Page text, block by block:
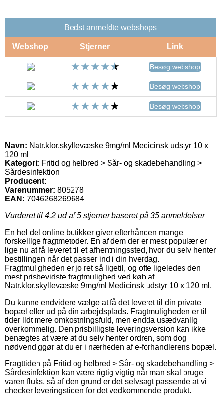
Bedst anmeldte webshops
Webshop Stjerner Link
Besøg webshop
Besøg webshop
Besøg webshop
Navn: Natr.klor.skyllevæske 9mg/ml Medicinsk udstyr 10 x
120 ml
Kategori: Fritid og helbred > Sår- og skadebehandling >
Sårdesinfektion
Producent:
Varenummer: 805278
EAN: 7046268269684
Vurderet til 4.2 ud af 5 stjerner baseret på 35 anmeldelser
En hel del online butikker giver efterhånden mange
forskellige fragtmetoder. En af dem der er mest populær er
lige nu at få leveret til et afhentningssted, hvor du selv henter
bestillingen når det passer ind i din hverdag.
Fragtmuligheden er jo ret så ligetil, og ofte ligeledes den
mest prisbevidste fragtmulighed ved køb af
Natr.klor.skyllevæske 9mg/ml Medicinsk udstyr 10 x 120 ml.
Du kunne endvidere vælge at få det leveret til din private
bopæl eller ud på din arbejdsplads. Fragtmuligheden er til
tider lidt mere omkostningsfuld, men endda usædvanlig
overkommelig. Den prisbilligste leveringsversion kan ikke
benægtes at være at du selv henter ordren, som dog
nødvendiggør at du er i nærheden af e-forhandlerens bopæl.
Fragttiden på Fritid og helbred > Sår- og skadebehandling >
Sårdesinfektion kan være rigtig vigtig når man skal bruge
varen fluks, så af den grund er det selvsagt passende at vi
checker leveringstiden for det vedkommende produkt.